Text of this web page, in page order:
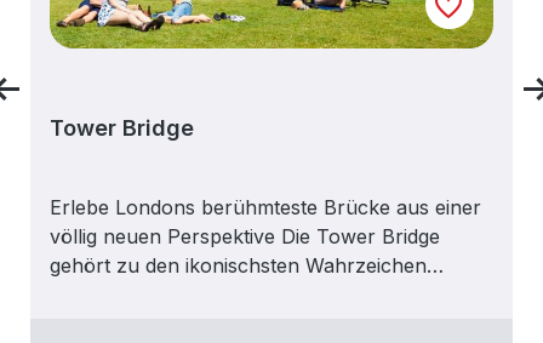
Tower Bridge
Erlebe Londons berühmteste Brücke aus einer
völlig neuen Perspektive Die Tower Bridge
gehört zu den ikonischsten Wahrzeichen